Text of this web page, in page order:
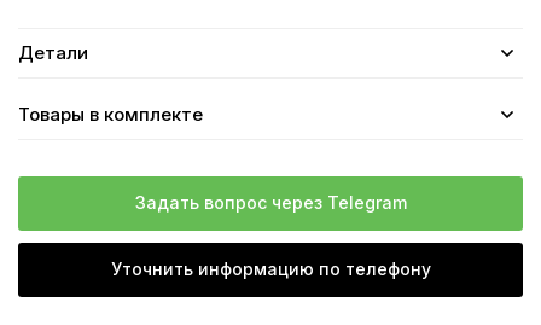
Детали
Товары в комплекте
Задать вопрос через Telegram
Уточнить информацию по телефону